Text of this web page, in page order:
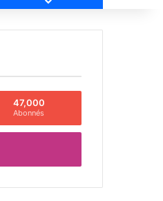
47,000
Abonnés